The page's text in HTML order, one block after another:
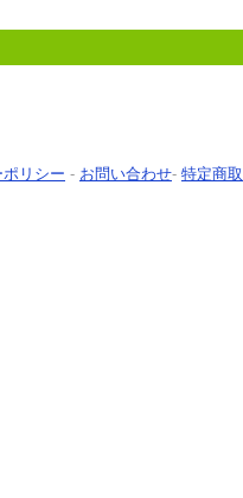
リシー - お問い合わせ- 特定商